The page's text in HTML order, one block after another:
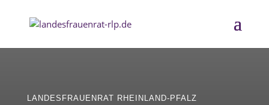
LANDESFRAUENRAT RHEINLAND-PFALZ